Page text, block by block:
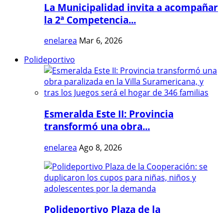
La Municipalidad invita a acompañar
la 2ª Competencia...
enelarea Mar 6, 2026
Polideportivo
Esmeralda Este II: Provincia
transformó una obra...
enelarea Ago 8, 2026
Polideportivo Plaza de la